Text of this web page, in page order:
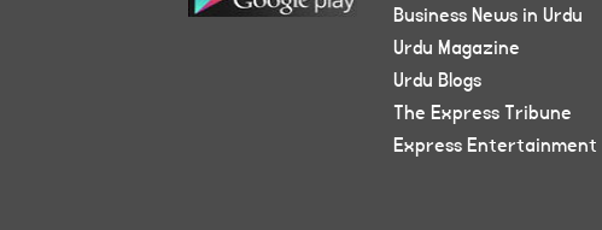
Business News in Urdu
Urdu Magazine
Urdu Blogs
The Express Tribune
Express Entertainment